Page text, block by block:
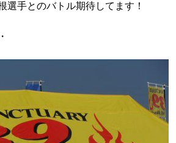
選手とのバトル期待してます！